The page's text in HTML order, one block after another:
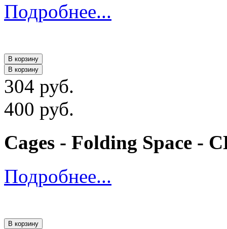
Подробнее...
В корзину
В корзину
304 руб.
400 руб.
Cages - Folding Space -
Подробнее...
В корзину